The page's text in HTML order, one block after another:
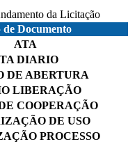
da Licitação
Documento
ATA
DIARIO
DE ABERTURA
LIBERAÇÃO
COOPERAÇÃO
DE USO
PROCESSO